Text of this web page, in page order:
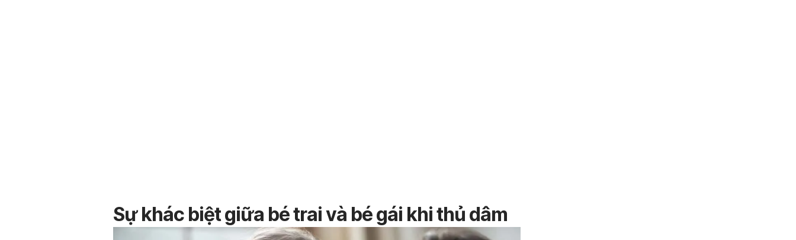
Sự khác biệt giữa bé trai và bé gái khi thủ dâm